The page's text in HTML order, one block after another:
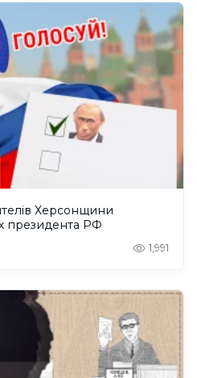
Херсонщини
президента РФ
1,991